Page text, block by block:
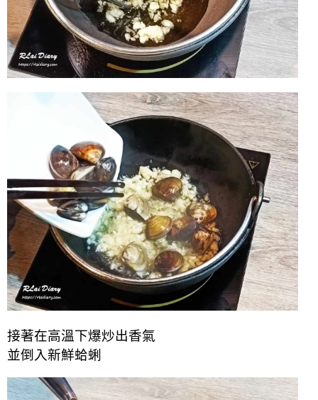
接著在高溫下爆炒出香氣
並倒入新鮮蛤蜊